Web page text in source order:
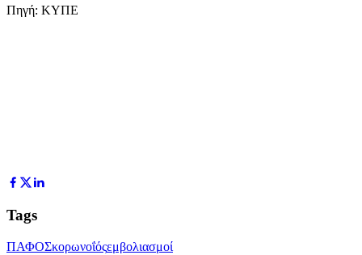
Πηγή: ΚΥΠΕ
Tags
ΠΑΦΟΣκορωνοΐόςεμβολιασμοί